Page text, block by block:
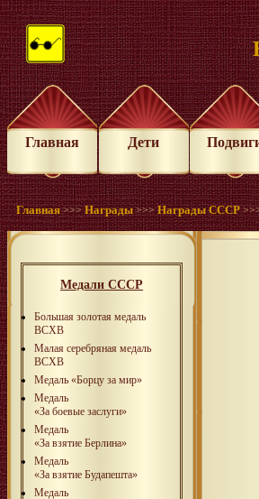
Главная Дети
Главная >>>Награды >>>Награды СССР
Медали СССР
Большая золотая медаль
ВСХВ
Малая серебряная медаль
ВСХВ
Медаль «Борцу за мир»
Медаль
«За боевые заслуги»
Медаль
«За взятие Берлина»
Медаль
«За взятие Будапешта»
Медаль